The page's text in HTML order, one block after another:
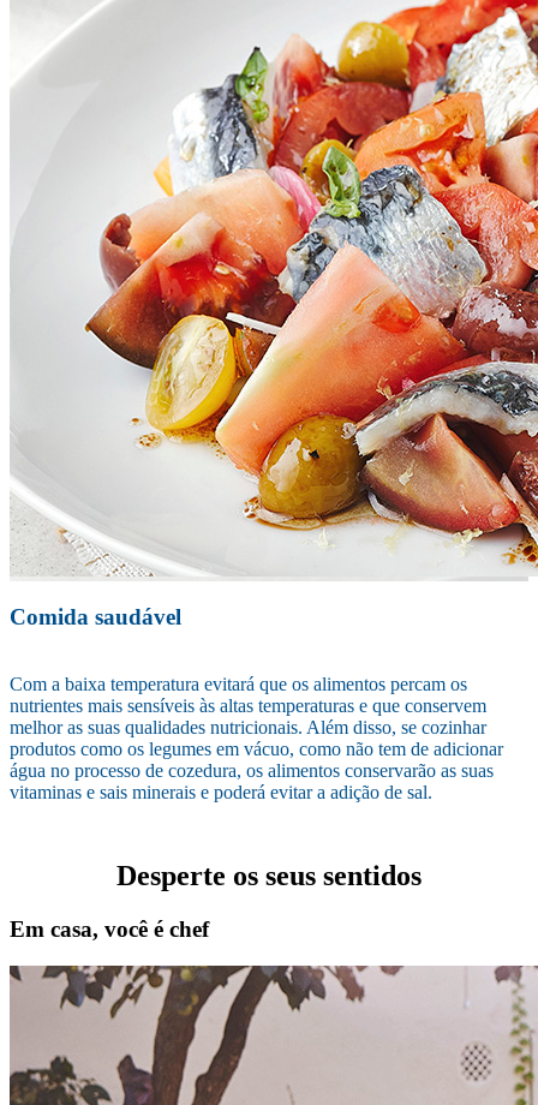
Comida saudável
Com a baixa temperatura evitará que os alimentos percam os
nutrientes mais sensíveis às altas temperaturas e que conservem
melhor as suas qualidades nutricionais. Além disso, se cozinhar
produtos como os legumes em vácuo, como não tem de adicionar
água no processo de cozedura, os alimentos conservarão as suas
vitaminas e sais minerais e poderá evitar a adição de sal.
Desperte os seus sentidos
Em casa, você é chef